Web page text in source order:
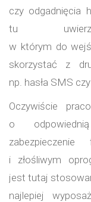
czy odgadnięcia
tu
w którym do
skorzystać z
np. hasła SMS
Oczywiście
o
i złośliwym
jest tutaj
najlepiej